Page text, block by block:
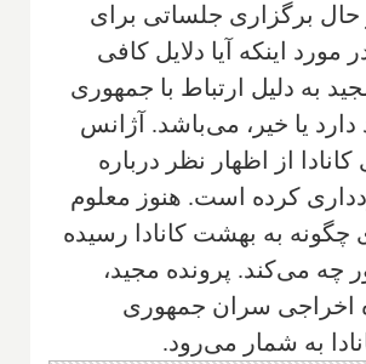
حال برگزاری جلساتی برای
مورد اینکه آیا دلایل کافی
به دلیل ارتباط با جمهوری
دارد یا خیر، می‌باشد. آژانس
از اظهار نظر درباره
کرده است. هنوز معلوم
به بهشت کانادا رسیده
چه می‌کند. پرونده مجید،
اخراجی سران جمهوری
به شمار می‌رود.